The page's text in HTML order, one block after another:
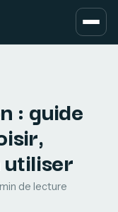
: guide
min de lecture